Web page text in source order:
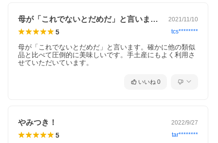
母が「これでないとだめだ」と言います。… 2021/11/10
5 tcs********
母が「これでないとだめだ」と言います。確かに他の類似
品と比べて圧倒的に美味しいです。手土産にもよく利用さ
せていただいています。
いいね 0
やみつき！ 2022/9/27
5 tar********